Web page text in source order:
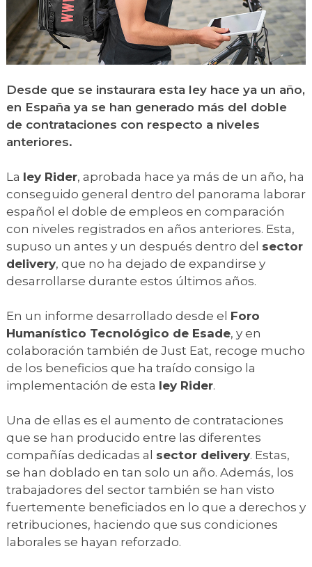
Desde que se instaurara esta ley hace ya un año,
en España ya se han generado más del doble
de contrataciones con respecto a niveles
anteriores.
La ley Rider, aprobada hace ya más de un año, ha
conseguido general dentro del panorama laborar
español el doble de empleos en comparación
con niveles registrados en años anteriores. Esta,
supuso un antes y un después dentro del sector
delivery, que no ha dejado de expandirse y
desarrollarse durante estos últimos años.
En un informe desarrollado desde el Foro
Humanístico Tecnológico de Esade, y en
colaboración también de Just Eat, recoge mucho
de los beneficios que ha traído consigo la
implementación de esta ley Rider.
Una de ellas es el aumento de contrataciones
que se han producido entre las diferentes
compañías dedicadas al sector delivery. Estas,
se han doblado en tan solo un año. Además, los
trabajadores del sector también se han visto
fuertemente beneficiados en lo que a derechos y
retribuciones, haciendo que sus condiciones
laborales se hayan reforzado.